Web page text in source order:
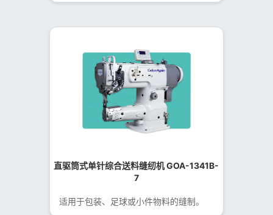
直驱筒式单针综合送料缝纫机 GOA-1341B-
7
适用于包装、足球或小件物料的缝制。